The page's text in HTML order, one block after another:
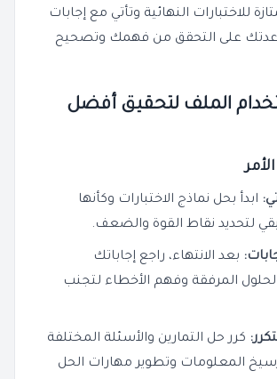
للاختبارات النهائية وتأتي مع إجابات
على التحقق من فهمك وتصحيح
الملف لتحقيق أفضل
ابدأ بحل نماذج الاختبارات وكأنها
لتحديد نقاط القوة والضعف.
بعد الانتهاء، راجع إجاباتك
المرفقة وفهم الأخطاء لتجنب
كرر حل التمارين والأسئلة المختلفة
المعلومات وتطوير مهارات الحل